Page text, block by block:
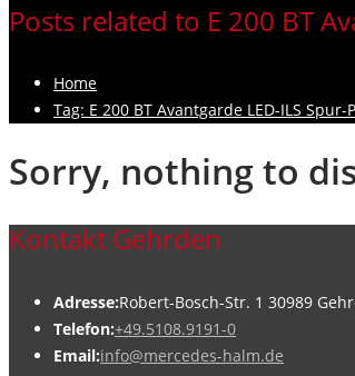
Posts related to E 200 BT
Home
Tag: E 200 BT Avantgarde LED-ILS Spur-
Sorry, nothing to
Kontakt Gehrden
Adresse:Robert-Bosch-Str. 1 30989
Telefon:+49.5108.9191-0
Email:info@mercedes-halm.de